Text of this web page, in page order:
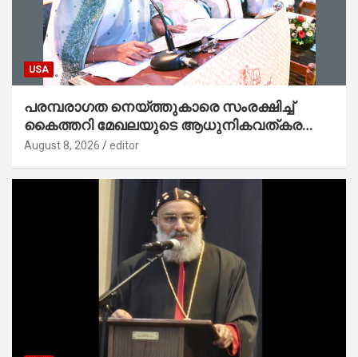
USA
പരമ്പരാഗത നെയ്ത്തുകാരെ സംരക്ഷിച്ച്
കൈത്തറി മേഖലയുടെ ആധുനികവത്കരണം
സാധ്യമാക്കും : ഡെപ്യൂട്ടി സ്പീക്കർ
August 8, 2026 editor